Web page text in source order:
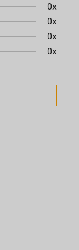
0x
0x
0x
0x